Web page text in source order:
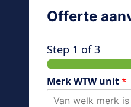
Offerte
Step 1 of 3
Merk WTW unit*